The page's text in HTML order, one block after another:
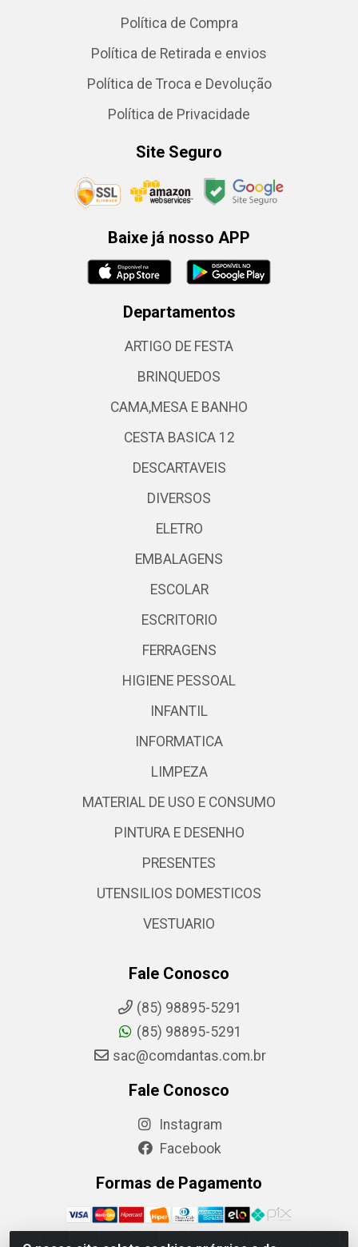
Política de Compra
Política de Retirada e envios
Política de Troca e Devolução
Política de Privacidade
Site Seguro
Baixe já nosso APP
Departamentos
ARTIGO DE FESTA
BRINQUEDOS
CAMA,MESA E BANHO
CESTA BASICA 12
DESCARTAVEIS
DIVERSOS
ELETRO
EMBALAGENS
ESCOLAR
ESCRITORIO
FERRAGENS
HIGIENE PESSOAL
INFANTIL
INFORMATICA
LIMPEZA
MATERIAL DE USO E CONSUMO
PINTURA E DESENHO
PRESENTES
UTENSILIOS DOMESTICOS
VESTUARIO
Fale Conosco
(85) 98895-5291
(85) 98895-5291
sac@comdantas.com.br
Fale Conosco
Instagram
Facebook
Formas de Pagamento